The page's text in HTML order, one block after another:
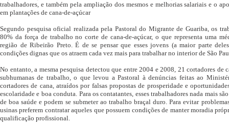
trabalhadores, e também pela ampliação dos mesmos e melhorias salariais e o
em plantações de cana-de-açúcar
Segundo pesquisa oficial realizada pela Pastoral do Migrante de Guariba, os
80% da força de trabalho no corte de cana-de-açúcar, o que representa uma
região de Ribeirão Preto. É de se pensar que esses jovens (a maior parte
condições dignas que os atraem cada vez mais para trabalhar no interior de São
No entanto, a mesma pesquisa detectou que entre 2004 e 2008, 21 cortadores de
subhumanas de trabalho, o que levou a Pastoral à denúncias feitas ao
cortadores de cana, atraídos por falsas propostas de prosperidade e
escolaridade e boa conduta. Para os contatantes, esses trabalhadores nada mais
de boa saúde e podem se submeter ao trabalho braçal duro. Para evitar
usinas preferem contratar aqueles que possuem condições de manter moradia
qualificação profissional.